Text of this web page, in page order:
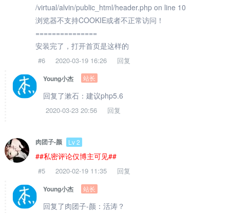
/virtual/alvin/public_html/header.php on line 10
浏览器不支持COOKIE或者不正常访问！
===============
安装完了，打开首页是这样的
#6 2020-03-19 16:26 回复
Young小杰 站长
回复了漱石：建议php5.6
2020-03-23 20:56 回复
肉团子-颜 Lv 2
##私密评论仅博主可见##
#5 2020-02-19 11:35 回复
Young小杰 站长
回复了肉团子-颜：活涛？